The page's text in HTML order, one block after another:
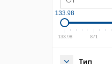
133.98
133.98 871
Тип